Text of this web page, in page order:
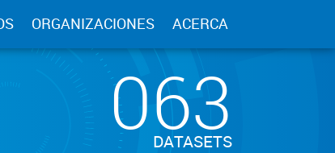
ORGANIZACIONES ACERCA
063
DATASETS